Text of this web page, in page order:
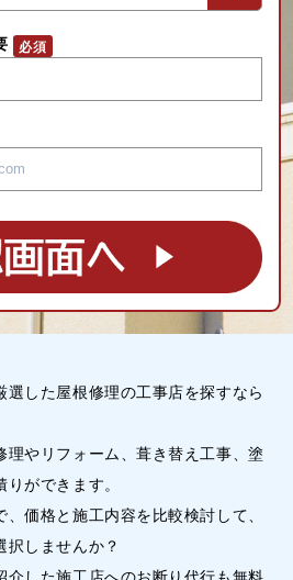
選した屋根修理の工事店を探すなら
理やリフォーム、葺き替え工事、塗
ができます。
価格と施工内容を比較検討して、
択しませんか？